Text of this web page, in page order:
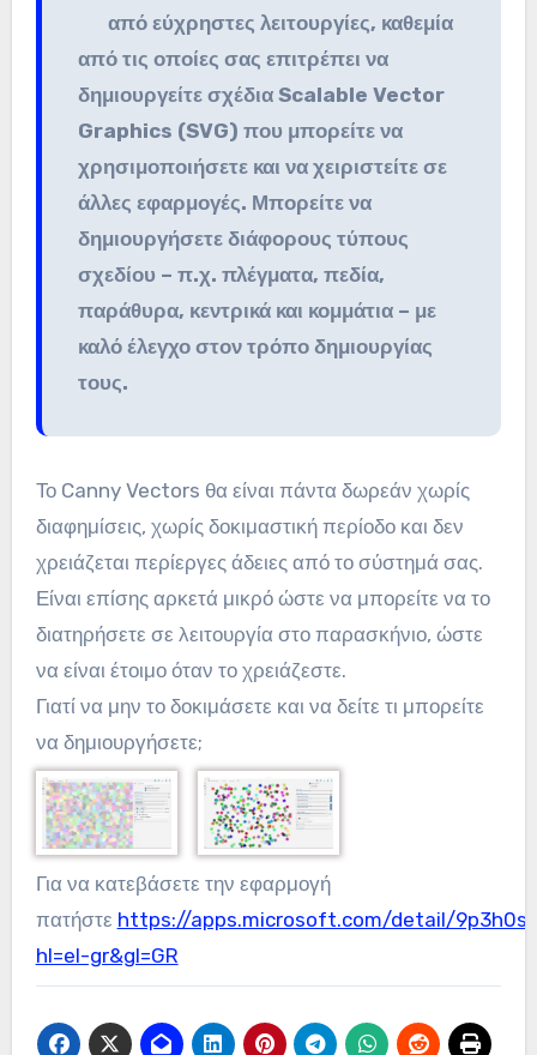
από εύχρηστες λειτουργίες, καθεμία
από τις οποίες σας επιτρέπει να
δημιουργείτε σχέδια Scalable Vector
Graphics (SVG) που μπορείτε να
χρησιμοποιήσετε και να χειριστείτε σε
άλλες εφαρμογές. Μπορείτε να
δημιουργήσετε διάφορους τύπους
σχεδίου – π.χ. πλέγματα, πεδία,
παράθυρα, κεντρικά και κομμάτια – με
καλό έλεγχο στον τρόπο δημιουργίας
τους.
Το Canny Vectors θα είναι πάντα δωρεάν χωρίς
διαφημίσεις, χωρίς δοκιμαστική περίοδο και δεν
χρειάζεται περίεργες άδειες από το σύστημά σας.
Είναι επίσης αρκετά μικρό ώστε να μπορείτε να το
διατηρήσετε σε λειτουργία στο παρασκήνιο, ώστε
να είναι έτοιμο όταν το χρειάζεστε.
Γιατί να μην το δοκιμάσετε και να δείτε τι μπορείτε
να δημιουργήσετε;
Για να κατεβάσετε την εφαρμογή
πατήστε https://apps.microsoft.com/detail/
hl=el-gr&gl=GR